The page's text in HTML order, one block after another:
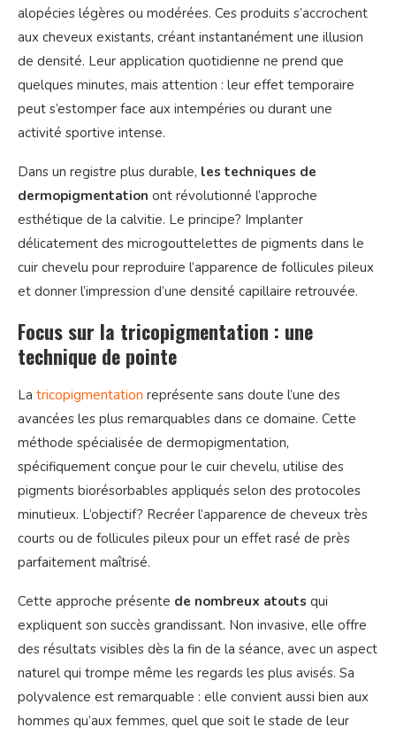
alopécies légères ou modérées. Ces produits s’accrochent
aux cheveux existants, créant instantanément une illusion
de densité. Leur application quotidienne ne prend que
quelques minutes, mais attention : leur effet temporaire
peut s’estomper face aux intempéries ou durant une
activité sportive intense.
Dans un registre plus durable, les techniques de
dermopigmentation ont révolutionné l’approche
esthétique de la calvitie. Le principe? Implanter
délicatement des microgouttelettes de pigments dans le
cuir chevelu pour reproduire l’apparence de follicules pileux
et donner l’impression d’une densité capillaire retrouvée.
Focus sur la tricopigmentation : une
technique de pointe
La tricopigmentation représente sans doute l’une des
avancées les plus remarquables dans ce domaine. Cette
méthode spécialisée de dermopigmentation,
spécifiquement conçue pour le cuir chevelu, utilise des
pigments biorésorbables appliqués selon des protocoles
minutieux. L’objectif? Recréer l’apparence de cheveux très
courts ou de follicules pileux pour un effet rasé de près
parfaitement maîtrisé.
Cette approche présente de nombreux atouts qui
expliquent son succès grandissant. Non invasive, elle offre
des résultats visibles dès la fin de la séance, avec un aspect
naturel qui trompe même les regards les plus avisés. Sa
polyvalence est remarquable : elle convient aussi bien aux
hommes qu’aux femmes, quel que soit le stade de leur